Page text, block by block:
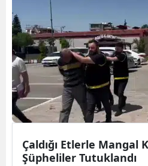
Çaldığı Etlerle Mangal
Şüpheliler Tutuklandı